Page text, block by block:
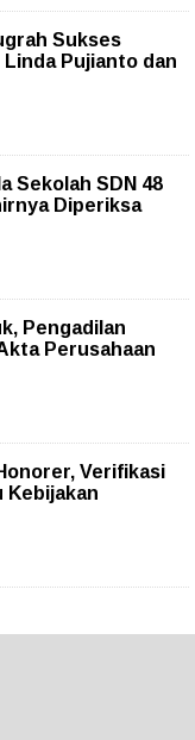
Sukses
Linda Pujianto dan
Sekolah SDN 48
Diperiksa
Pengadilan
Perusahaan
Verifikasi
Kebijakan